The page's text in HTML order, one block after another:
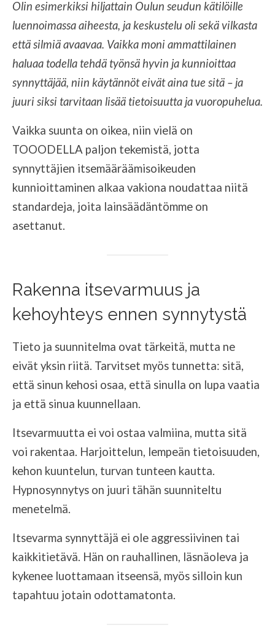
Olin esimerkiksi hiljattain Oulun seudun kätilöille
luennoimassa aiheesta, ja keskustelu oli sekä vilkasta
että silmiä avaavaa. Vaikka moni ammattilainen
haluaa todella tehdä työnsä hyvin ja kunnioittaa
synnyttäjää, niin käytännöt eivät aina tue sitä – ja
juuri siksi tarvitaan lisää tietoisuutta ja vuoropuhelua.
Vaikka suunta on oikea, niin vielä on
TOOODELLA paljon tekemistä, jotta
synnyttäjien itsemääräämisoikeuden
kunnioittaminen alkaa vakiona noudattaa niitä
standardeja, joita lainsäädäntömme on
asettanut.
Rakenna itsevarmuus ja
kehoyhteys ennen synnytystä
Tieto ja suunnitelma ovat tärkeitä, mutta ne
eivät yksin riitä. Tarvitset myös tunnetta: sitä,
että sinun kehosi osaa, että sinulla on lupa vaatia
ja että sinua kuunnellaan.
Itsevarmuutta ei voi ostaa valmiina, mutta sitä
voi rakentaa. Harjoittelun, lempeän tietoisuuden,
kehon kuuntelun, turvan tunteen kautta.
Hypnosynnytys on juuri tähän suunniteltu
menetelmä.
Itsevarma synnyttäjä ei ole aggressiivinen tai
kaikkitietävä. Hän on rauhallinen, läsnäoleva ja
kykenee luottamaan itseensä, myös silloin kun
tapahtuu jotain odottamatonta.